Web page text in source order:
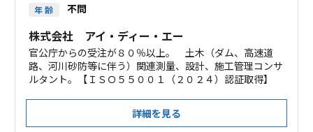
年 齢 不問
株式会社 アイ・ディー・エー
官公庁からの受注が８０％以上。 土木（ダム、高速道
路、河川砂防等に伴う）関連測量、設計、施工管理コンサ
ルタント。【ＩＳＯ５５００１（２０２４）認証取得】
詳細を見る